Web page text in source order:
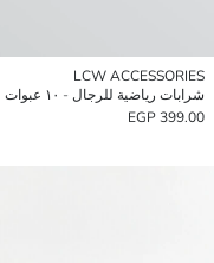
LCW ACCESSORIES
شرابات رياضية للرجال - ١٠ عبوات
399.00 EGP